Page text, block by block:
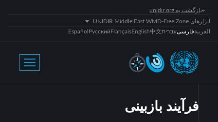
بازگشت به unidir.org
ابزارهای UNIDIR Middle East WMD-Free Zone
العربيةفارسیעברית中文
English
Français
Русский
Español
فرآیند بازبینی